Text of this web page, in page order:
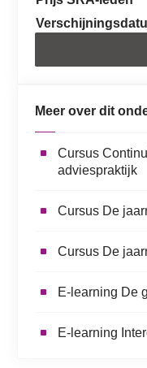
Meer over dit
Cursus
adviespraktijk
Cursus De
Cursus De
E-learning De
E-learning